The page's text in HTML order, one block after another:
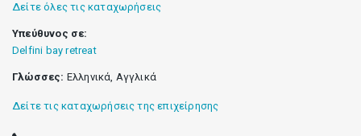
Δείτε όλες τις καταχωρήσεις
Υπεύθυνος σε:
Delfini bay retreat
Γλώσσες: Ελληνικά, Αγγλικά
Δείτε τις καταχωρήσεις της επιχείρησης